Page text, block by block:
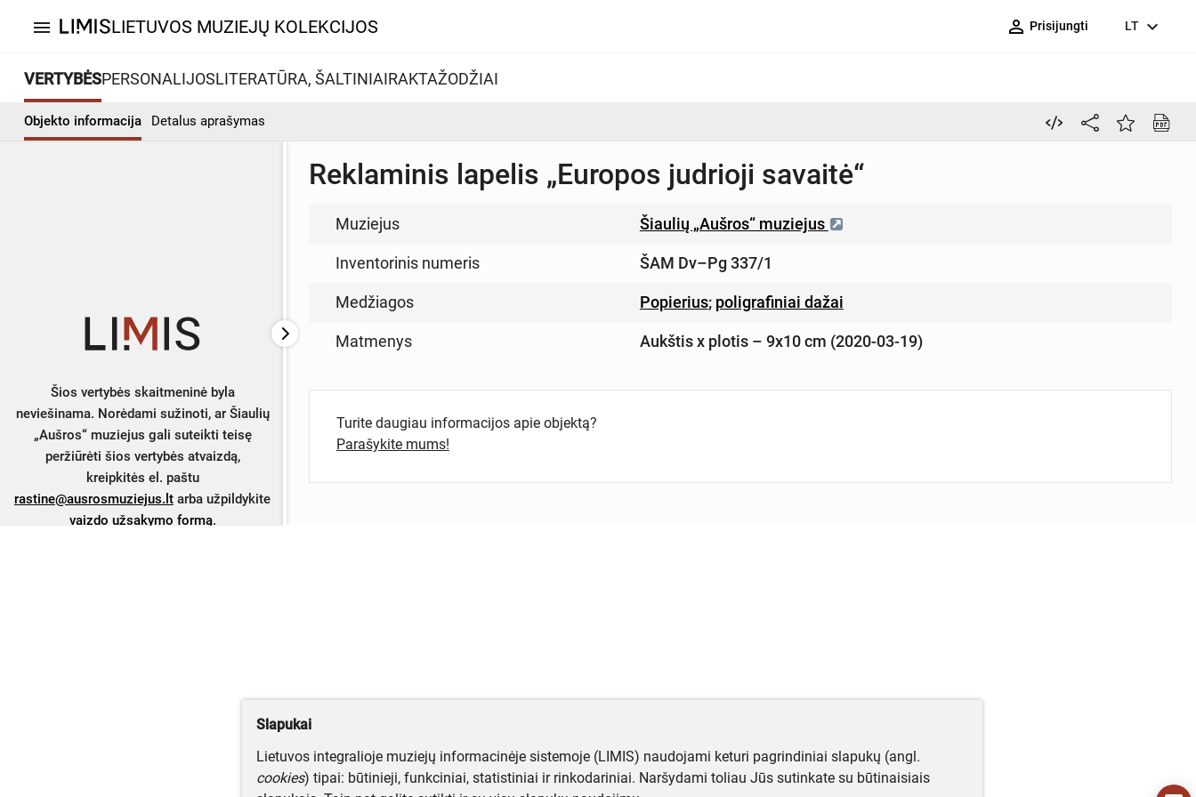
menu LIETUVOS MUZIEJŲ KOLEKCIJOS person_outline Prisijungti LT expand_more
VERTYBĖSPERSONALIJOSLITERATŪRA, ŠALTINIAIRAKTAŽODŽIAI
Objekto informacija Detalus aprašymas
Šios vertybės skaitmeninė byla
neviešinama. Norėdami sužinoti, ar Šiaulių
„Aušros“ muziejus gali suteikti teisę
peržiūrėti šios vertybės atvaizdą,
kreipkitės el. paštu
rastine@ausrosmuziejus.lt arba užpildykite
vaizdo užsakymo formą.
Reklaminis lapelis „Europos judrioji savaitė“
Muziejus Šiaulių „Aušros“ muziejus
Inventorinis numeris ŠAM Dv–Pg 337/1
Medžiagos Popierius; poligrafiniai dažai
Matmenys Aukštis x plotis – 9x10 cm (2020-03-19)
Turite daugiau informacijos apie objektą?
Parašykite mums!
Slapukai
Lietuvos integralioje muziejų informacinėje sistemoje (LIMIS) naudojami keturi pagrindiniai slapukų (angl.
cookies) tipai: būtinieji, funkciniai, statistiniai ir rinkodariniai. Naršydami toliau Jūs sutinkate su būtinaisiais